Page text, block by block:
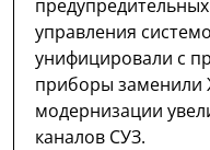
управления
унифицировали с
приборы заменили
модернизации
каналов СУЗ.